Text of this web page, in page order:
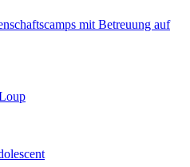
mit Betreuung auf